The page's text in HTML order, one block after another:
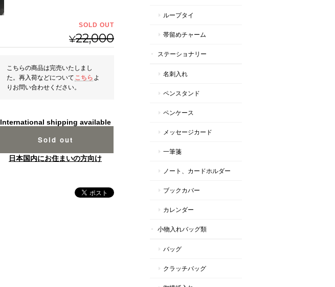
¥22,000
SOLD OUT
こちらの商品は完売いたしまし
た。再入荷などについて こちら よ
りお問い合わせください。
International shipping available
Sold out
日本国内にお住まいの方向け
ループタイ
帯留めチャーム
ステーショナリー
名刺入れ
ペンスタンド
ペンケース
メッセージカード
一筆箋
ノート、カードホルダー
ブックカバー
カレンダー
小物入れバッグ類
バッグ
クラッチバッグ